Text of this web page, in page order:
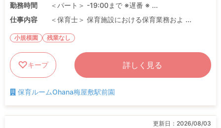
勤務時間
＜パート＞ -19:00まで ※遅番 ※ ...
仕事内容
＜保育士＞ 保育施設における保育業務およ ...
小規模園 残業なし
キープ 詳しく見る
保育ルームOhana梅屋敷駅前園
更新日： 2026/08/03